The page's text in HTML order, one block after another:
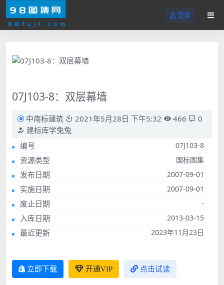
登录
07J103-8：双层幕墙
中南标建筑 2021年5月28日 下午5:32 466
0
建标库学兔兔
编号
07J103-8
资源类型 国标图集
发布日期 2007-09-01
实施日期 2007-09-01
废止日期 -
入库日期 2013-03-15
最近更新 2023年11月23日
立即下载 开通VIP 点击试读